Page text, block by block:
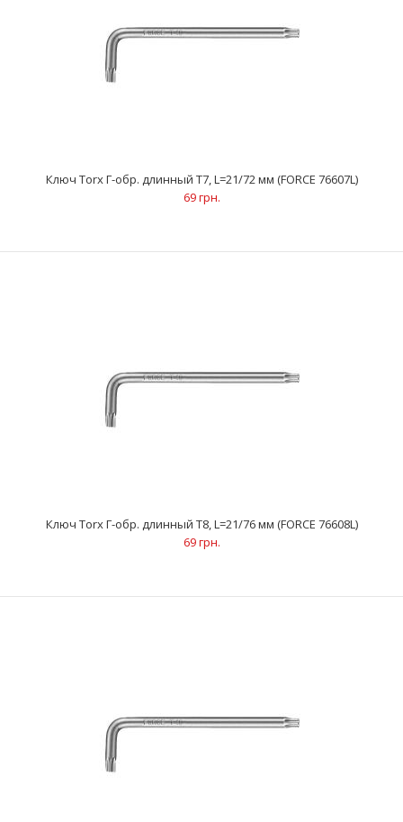
Ключ Torx Г-обр. длинный Т7, L=21/72 мм (FORCE 76607L)
..
Ключ Torx Г-обр. длинный Т7, L=21/72 мм (FORCE 76607L)
69 грн.
Ключ Torx Г-обр. длинный Т8, L=21/76 мм (FORCE 76608L)
69 грн.